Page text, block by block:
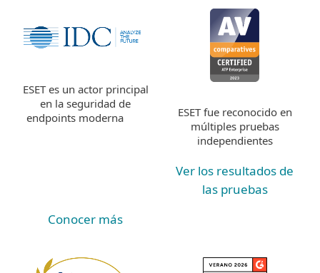
ESET es un actor principal
en la seguridad de
endpoints moderna
Conocer más
ESET fue reconocido en
múltiples pruebas
independientes
Ver los resultados de
las pruebas